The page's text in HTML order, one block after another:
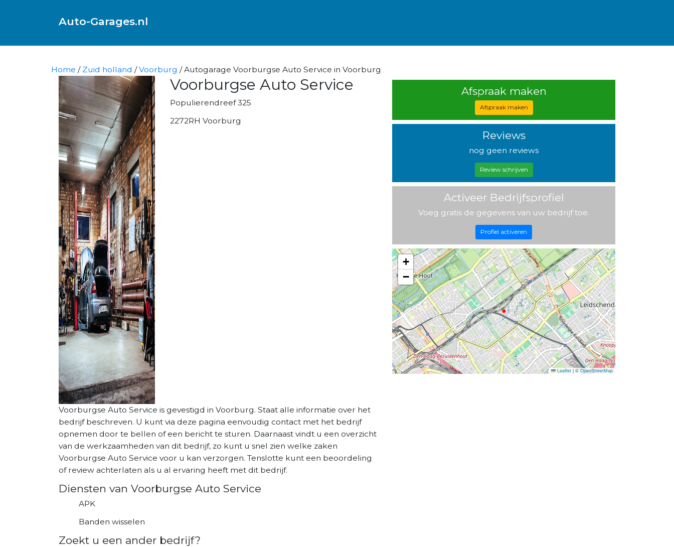
Auto-Garages.nl
Home / Zuid holland /Voorburg / Autogarage Voorburgse Auto Service in Voorburg
Voorburgse Auto Service
Populierendreef 325
2272RH Voorburg
Voorburgse Auto Service is gevestigd in Voorburg. Staat alle informatie over het
bedrijf beschreven. U kunt via deze pagina eenvoudig contact met het bedrijf
opnemen door te bellen of een bericht te sturen. Daarnaast vindt u een overzicht
van de werkzaamheden van dit bedrijf, zo kunt u snel zien welke zaken
Voorburgse Auto Service voor u kan verzorgen. Tenslotte kunt een beoordeling
of review achterlaten als u al ervaring heeft met dit bedrijf.
Diensten van Voorburgse Auto Service
APK
Banden wisselen
Afspraak maken
Afspraak maken
Reviews
nog geen reviews
Review schrijven
Activeer Bedrijfsprofiel
Voeg gratis de gegevens van uw bedrijf toe.
Profiel activeren
+
−
Leaflet | © OpenStreetMap
Zoekt u een ander bedrijf?